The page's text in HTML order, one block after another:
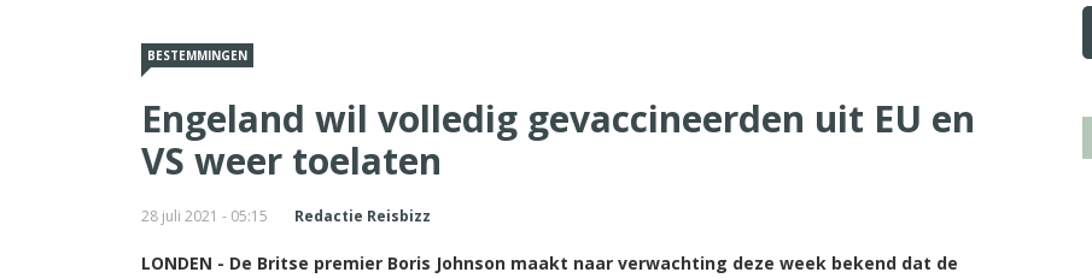
BESTEMMINGEN
Engeland wil volledig gevaccineerden uit EU en
VS weer toelaten
28 juli 2021 - 05:15 Redactie Reisbizz
LONDEN - De Britse premier Boris Johnson maakt naar verwachting deze week bekend dat de